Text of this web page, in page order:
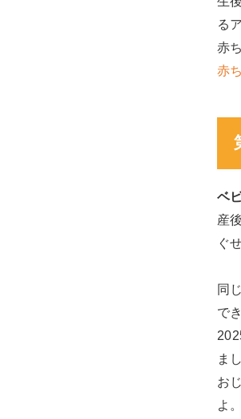
る
赤
赤
ベ
産
ぐ
同
で
ま
お
よ。